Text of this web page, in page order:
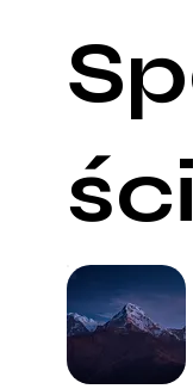
ści